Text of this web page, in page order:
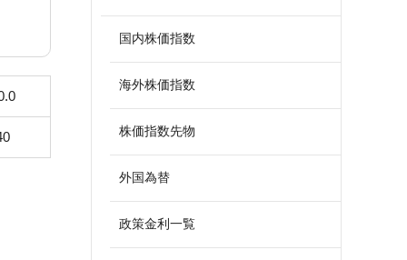
国内株価指数
海外株価指数
株価指数先物
外国為替
政策金利一覧